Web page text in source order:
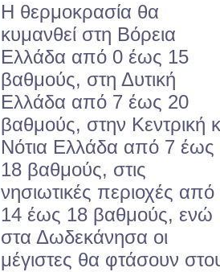
Η θερμοκρασία θα
κυμανθεί στη Βόρεια
Ελλάδα από 0 έως 15
βαθμούς, στη Δυτική
Ελλάδα από 7 έως 20
βαθμούς, στην Κεντρική
Νότια Ελλάδα από 7 έως
18 βαθμούς, στις
νησιωτικές περιοχές από
14 έως 18 βαθμούς, ενώ
στα Δωδεκάνησα οι
μέγιστες θα φτάσουν